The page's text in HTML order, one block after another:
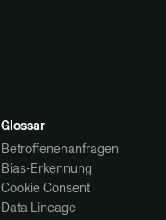
Glossar
Betroffenenanfragen
Bias-Erkennung
Cookie Consent
Data Lineage